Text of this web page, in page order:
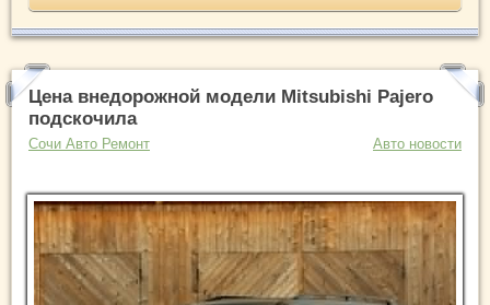
Цена внедорожной модели Mitsubishi Pajero
подскочила
Сочи Авто Ремонт Авто новости